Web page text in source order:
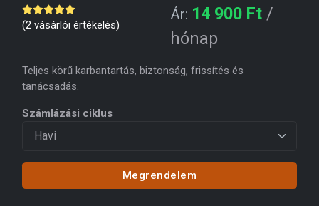
(2 vásárlói értékelés)
Ár: 14 900 Ft /
hónap
Teljes körű karbantartás, biztonság, frissítés és
tanácsadás.
Számlázási ciklus
Megrendelem